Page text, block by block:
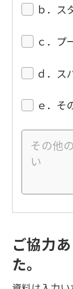
ｂ．ス
ｃ．プ
ｄ．ス
ｅ．そ
ご協力
た。